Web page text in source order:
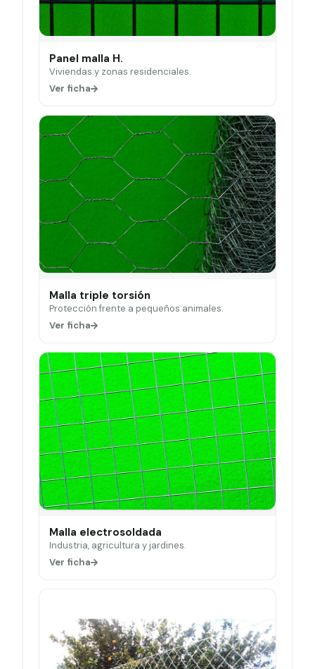
Panel malla H.
Viviendas y zonas residenciales.
Ver ficha
Malla triple torsión
Protección frente a pequeños animales.
Ver ficha
Malla electrosoldada
Industria, agricultura y jardines.
Ver ficha